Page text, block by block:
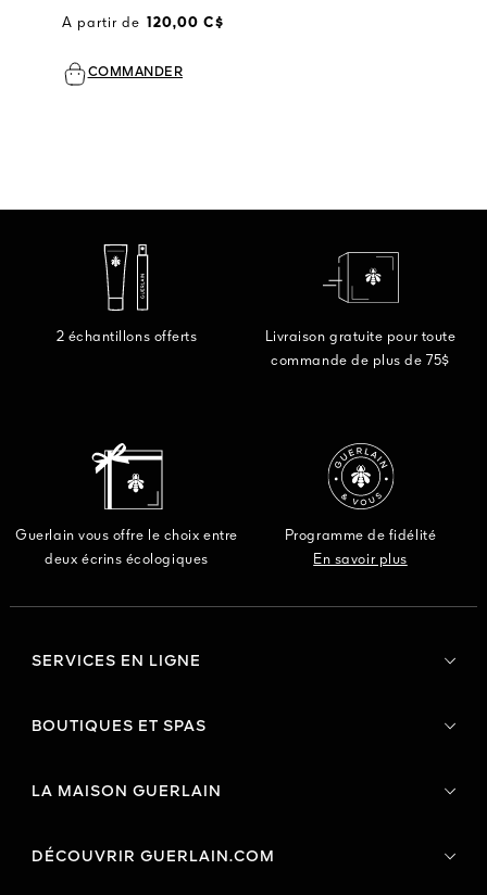
A partir de 120,00 C$
COMMANDER
2 échantillons offerts
Livraison gratuite pour toute
commande de plus de 75$
Guerlain vous offre le choix entre
deux écrins écologiques
Programme de fidélité
En savoir plus
SERVICES EN LIGNE
BOUTIQUES ET SPAS
LA MAISON GUERLAIN
DÉCOUVRIR GUERLAIN.COM